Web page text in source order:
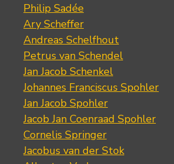
Philip Sadée
Ary Scheffer
Andreas Schelfhout
Petrus van Schendel
Jan Jacob Schenkel
Johannes Franciscus Spohler
Jan Jacob Spohler
Jacob Jan Coenraad Spohler
Cornelis Springer
Jacobus van der Stok